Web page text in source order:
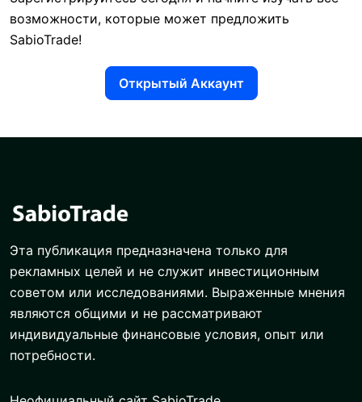
возможности, которые может предложить
SabioTrade!
Открытый Аккаунт
Эта публикация предназначена только для
рекламных целей и не служит инвестиционным
советом или исследованиями. Выраженные мнения
являются общими и не рассматривают
индивидуальные финансовые условия, опыт или
потребности.